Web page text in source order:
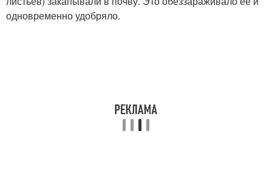
одновременно удобряло.